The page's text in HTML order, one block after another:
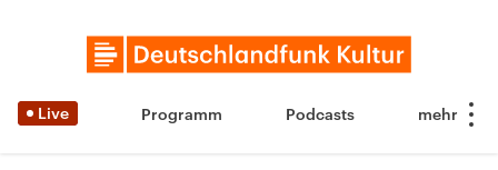
Live Programm Podcasts